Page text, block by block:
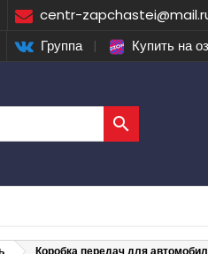
centr-
Группа | Купить на

Коробка передач для